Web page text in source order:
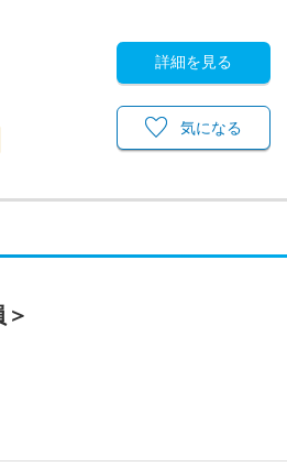
詳細を見る
気になる